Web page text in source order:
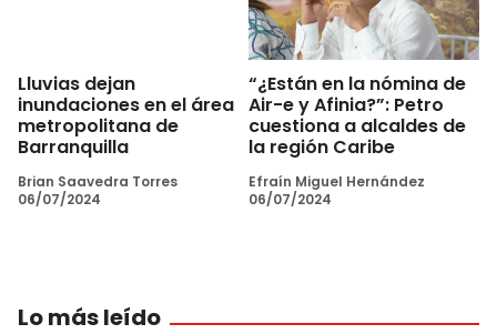
Lluvias dejan
inundaciones en el área
metropolitana de
Barranquilla
Brian Saavedra Torres
06/07/2024
“¿Están en la nómina de
Air-e y Afinia?”: Petro
cuestiona a alcaldes de
la región Caribe
Efraín Miguel Hernández
06/07/2024
Lo más leído